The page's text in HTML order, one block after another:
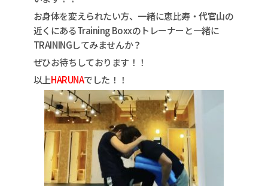
お身体を変えられたい方、一緒に恵比寿・代官山の
近くにあるTraining Boxxのトレーナーと一緒に
TRAININGしてみませんか？
ぜひお待ちしております！！
以上HARUNAでした！！